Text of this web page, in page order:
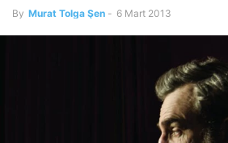
By Murat Tolga Şen - 6 Mart 2013